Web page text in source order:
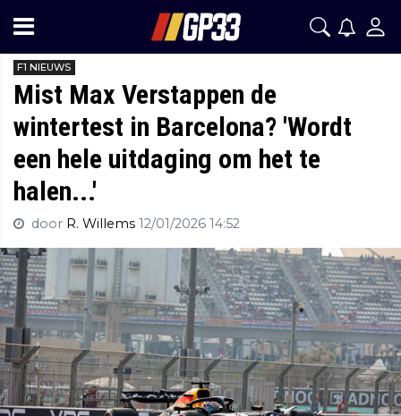
F1 NIEUWS
Mist Max Verstappen de
wintertest in Barcelona? 'Wordt
een hele uitdaging om het te
halen...'
door R. Willems 12/01/2026 14:52